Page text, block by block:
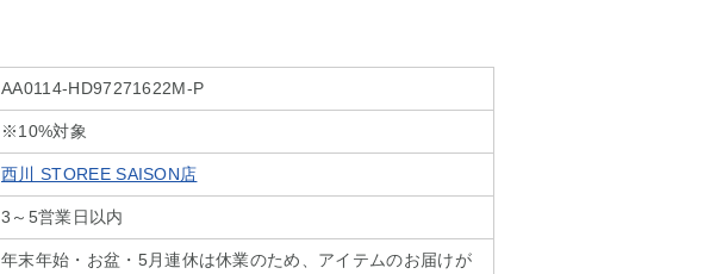
AA0114-HD97271622M-P
※10%対象
西川 STOREE SAISON店
3～5営業日以内
年末年始・お盆・5月連休は休業のため、アイテムのお届けが